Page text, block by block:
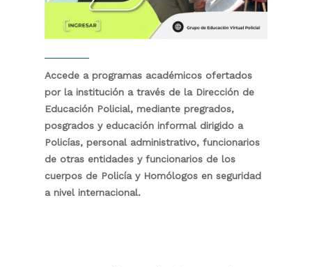
Accede a programas académicos ofertados
por la institución a través de la Dirección de
Educación Policial, mediante pregrados,
posgrados y educación informal dirigido a
Policías, personal administrativo, funcionarios
de otras entidades y funcionarios de los
cuerpos de Policía y Homólogos en seguridad
a nivel internacional.